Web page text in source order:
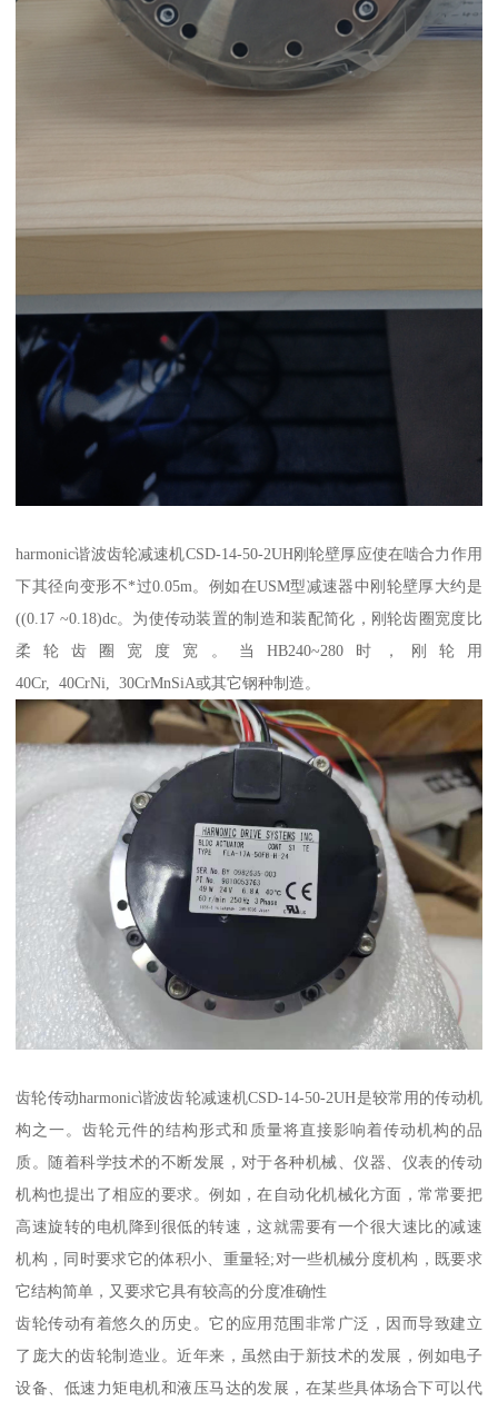
harmonic谐波齿轮减速机CSD-14-50-2UH刚轮壁厚应使在啮合力作用
下其径向变形不*过0.05m。例如在USM型减速器中刚轮壁厚大约是
((0.17 ~0.18)dc。为使传动装置的制造和装配简化，刚轮齿圈宽度比
柔轮齿圈宽度宽。当HB240~280时，刚轮用
40Cr, 40CrNi, 30CrMnSiA或其它钢种制造。
齿轮传动harmonic谐波齿轮减速机CSD-14-50-2UH是较常用的传动机
构之一。齿轮元件的结构形式和质量将直接影响着传动机构的品
质。随着科学技术的不断发展，对于各种机械、仪器、仪表的传动
机构也提出了相应的要求。例如，在自动化机械化方面，常常要把
高速旋转的电机降到很低的转速，这就需要有一个很大速比的减速
机构，同时要求它的体积小、重量轻;对一些机械分度机构，既要求
它结构简单，又要求它具有较高的分度准确性
齿轮传动有着悠久的历史。它的应用范围非常广泛，因而导致建立
了庞大的齿轮制造业。近年来，虽然由于新技术的发展，例如电子
设备、低速力矩电机和液压马达的发展，在某些具体场合下可以代